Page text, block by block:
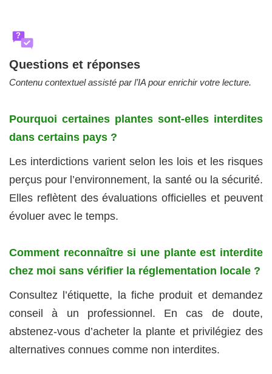
?
Questions et réponses
Contenu contextuel assisté par l’IA pour enrichir votre lecture.
Pourquoi certaines plantes sont-elles interdites
dans certains pays ?
Les interdictions varient selon les lois et les risques
perçus pour l’environnement, la santé ou la sécurité.
Elles reflètent des évaluations officielles et peuvent
évoluer avec le temps.
Comment reconnaître si une plante est interdite
chez moi sans vérifier la réglementation locale ?
Consultez l’étiquette, la fiche produit et demandez
conseil à un professionnel. En cas de doute,
abstenez-vous d’acheter la plante et privilégiez des
alternatives connues comme non interdites.